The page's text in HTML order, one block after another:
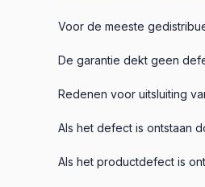
Voor de meeste
De garantie dekt geen
Redenen voor uitsluiting
Als het defect is ontstaan
Als het productdefect is